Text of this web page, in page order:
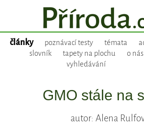
články poznávací testy témata
slovník
tapety na plochu
o nás
vyhledávání
GMO stále na
autor: Alena